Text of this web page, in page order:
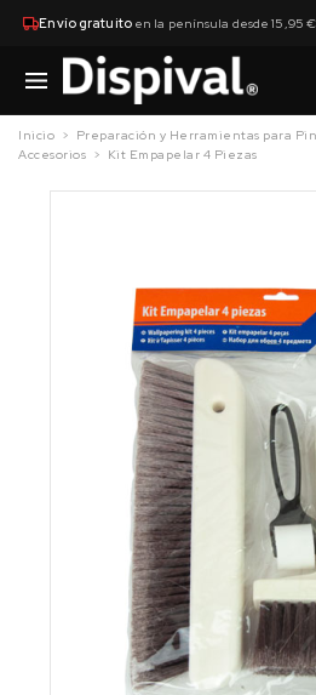
Envío gratuitoen la península desde 15,95
Inicio Preparación y Herramientas para
Accesorios
Kit Empapelar 4 Piezas